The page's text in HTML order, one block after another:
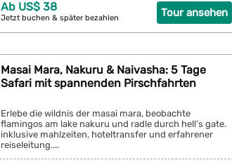
Tour ansehen
Ab US$ 38
Jetzt buchen & später bezahlen
Masai Mara, Nakuru & Naivasha: 5 Tage
Safari mit spannenden Pirschfahrten
Erlebe die wildnis der masai mara, beobachte
flamingos am lake nakuru und radle durch hell’s gate.
inklusive mahlzeiten, hoteltransfer und erfahrener
reiseleitung....